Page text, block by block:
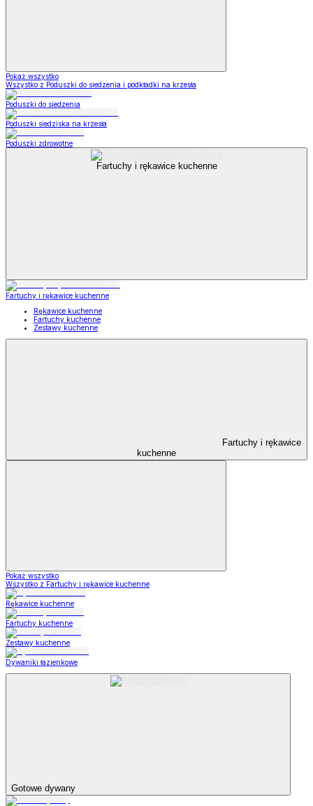
Pokaż wszystko
Wszystko z Poduszki do siedzenia i podkładki na krzesła
Poduszki do siedzenia
Poduszki siedziska na krzesła
Poduszki zdrowotne
Fartuchy i rękawice kuchenne
Fartuchy i rękawice kuchenne
Rękawice kuchenne
Fartuchy kuchenne
Zestawy kuchenne
Fartuchy i rękawice
kuchenne
Pokaż wszystko
Wszystko z Fartuchy i rękawice kuchenne
Rękawice kuchenne
Fartuchy kuchenne
Zestawy kuchenne
Dywaniki łazienkowe
Gotowe dywany